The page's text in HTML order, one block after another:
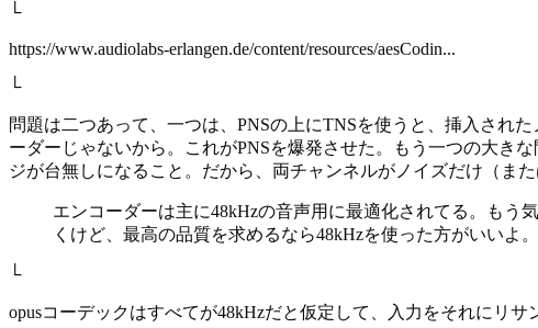
└
https://www.audiolabs-erlangen.de/content/resources/aesCodin...
└
問題は二つあって、一つは、PNSの上にTNSを使うと、挿入され
ーダーじゃないから。これがPNSを爆発させた。もう一つの大き
ジが台無しになること。だから、両チャンネルがノイズだけ（ま
エンコーダーは主に48kHzの音声用に最適化されてる。もう
くけど、最高の品質を求めるなら48kHzを使った方がいいよ
└
opusコーデックはすべてが48kHzだと仮定して、入力をそれにリサ